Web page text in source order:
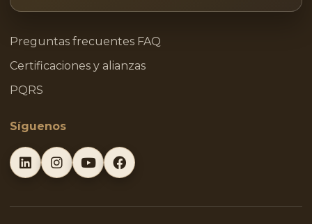
Preguntas frecuentes FAQ
Certificaciones y alianzas
PQRS
Síguenos